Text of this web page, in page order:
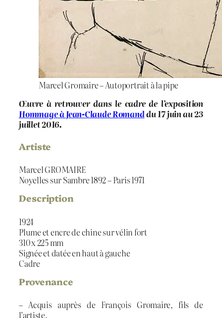
Marcel Gromaire – Autoportrait à la pipe
Œuvre à retrouver dans le cadre de l’exposition
Hommage à Jean-Claude Romanddu 17 juin au 23
juillet 2016.
Artiste
Marcel GROMAIRE
Noyelles sur Sambre 1892 – Paris 1971
Description
1924
Plume et encre de chine sur vélin fort
310 x 225 mm
Signée et datée en haut à gauche
Cadre
Provenance
– Acquis auprès de François Gromaire, fils de
l’artiste.